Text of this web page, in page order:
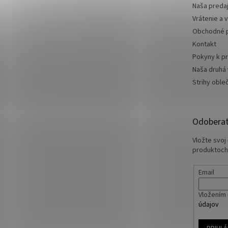
Naša
Vrátenie a
Obchodné
Kontakt
Pokyny k
Naša
Strihy
Vložte svoj
Email
údajov